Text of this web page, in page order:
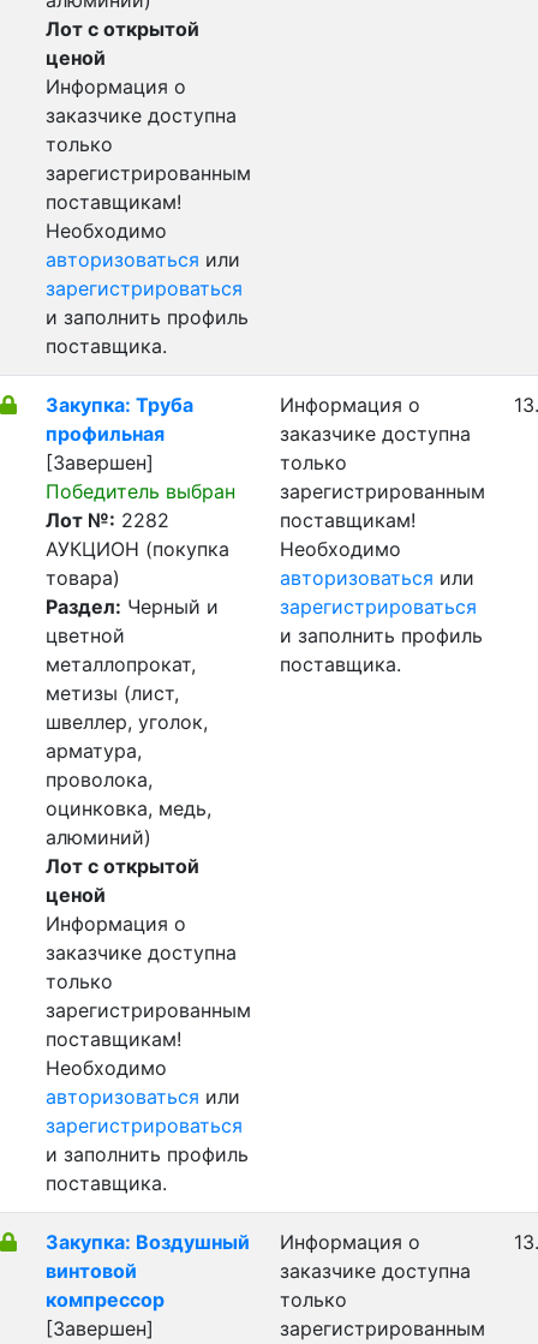
Лот с открытой
ценой
Информация о
заказчике доступна
только
зарегистрированным
поставщикам!
Необходимо
авторизоваться или
зарегистрироваться
и заполнить профиль
поставщика.
Закупка: Труба
профильная
[Завершен]
Победитель выбран
Лот №: 2282
АУКЦИОН (покупка
товара)
Раздел: Черный и
цветной
металлопрокат,
метизы (лист,
швеллер, уголок,
арматура,
проволока,
оцинковка, медь,
алюминий)
Лот с открытой
ценой
Информация о
заказчике доступна
только
зарегистрированным
поставщикам!
Необходимо
авторизоваться или
зарегистрироваться
и заполнить профиль
поставщика.
Информация о
заказчике доступна
только
зарегистрированным
поставщикам!
Необходимо
авторизоваться или
зарегистрироваться
и заполнить профиль
поставщика.
Закупка: Воздушный
винтовой
компрессор
[Завершен]
Информация о
заказчике доступна
только
зарегистрированным